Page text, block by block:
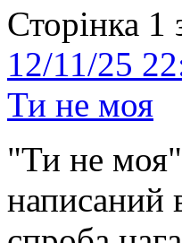
Сторінка 1
12/11/25
Ти не моя
"Ти не
написаний